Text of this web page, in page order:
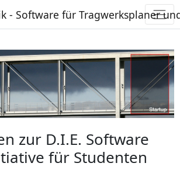
zur D.I.E. Software
für Studenten